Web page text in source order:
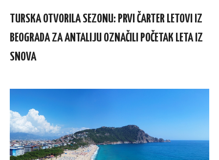
TURSKA OTVORILA SEZONU: PRVI ČARTER LETOVI IZ
BEOGRADA ZA ANTALIJU OZNAČILI POČETAK LETA IZ
SNOVA